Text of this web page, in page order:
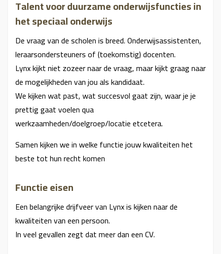
Talent voor duurzame onderwijsfuncties in
het speciaal onderwijs
De vraag van de scholen is breed. Onderwijsassistenten,
leraarsondersteuners of (toekomstig) docenten.
Lynx kijkt niet zozeer naar de vraag, maar kijkt graag naar
de mogelijkheden van jou als kandidaat.
We kijken wat past, wat succesvol gaat zijn, waar je je
prettig gaat voelen qua
werkzaamheden/doelgroep/locatie etcetera.
Samen kijken we in welke functie jouw kwaliteiten het
beste tot hun recht komen
Functie eisen
Een belangrijke drijfveer van Lynx is kijken naar de
kwaliteiten van een persoon.
In veel gevallen zegt dat meer dan een CV.